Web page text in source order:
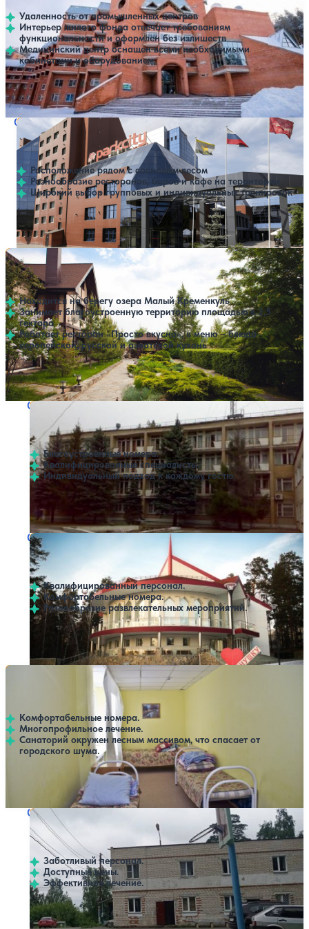
Удаленность от промышленных центров
Интерьер жилого фонда отвечает требованиям
функциональности и оформлен без излишеств
Медицинский центр оснащен всеми необходимыми
кабинетами и оборудованием
Профилей лечения: 7 Крытый бассейн SPA
Отель ParkCity (ПаркСити)
4.1139 отзывов
Челябинск
Расположение рядом с сосновым лесом
Разнообразие ресторанов, баров и кафе на территории
Широкий выбор групповых и индивидуальных тренировок
Крытый бассейн
Нет цен или свободных мест на выбранные даты
Выбрать другой вариант
Отель Резиденция 888
4.164 отзыва
Челябинск
Находится на берегу озера Малый Кременкуль
Занимает благоустроенную территорию площадью в 2,5
гектара
Работает ресторан «Просто вкусно», в меню – блюда
европейской, русской и азиатской кухонь
Крытый бассейн Открытый бассейн SPA
Нет цен или свободных мест на выбранные даты
Выбрать другой вариант
Санаторий Каштак
4.312 отзывов
Челябинск
Благоустроенные номера.
Квалифицированные специалисты.
Индивидуальный подход к каждому гостю.
Профилей лечения: SPA
Нет цен или свободных мест на выбранные даты
Выбрать другой вариант
Санаторий Аленушка
3.979 отзывов
Квалифицированный персонал.
Комфортабельные номера.
Разнообразие развлекательных мероприятий.
Профилей лечения:2 Крытый бассейн SPA
Нет цен или свободных мест на выбранные даты
Выбрать другой вариант
Санаторий Смолино
Челябинск
Комфортабельные номера.
Многопрофильное лечение.
Санаторий окружен лесным массивом, что спасает от
городского шума.
Профилей лечения: SPA
Нет цен или свободных мест на выбранные даты
Выбрать другой вариант
Санаторий Голубой мыс
3.88 отзывов
Заботливый персонал.
Доступные цены.
Эффективное лечение.
Профилей лечения:3
Нет цен или свободных мест на выбранные даты
Выбрать другой вариант